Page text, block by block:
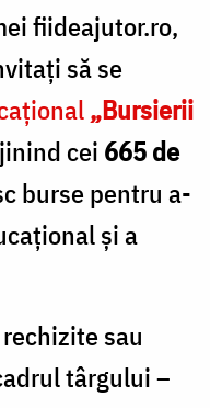
fiideajutor.ro,
să se
„Bursierii
cei 665 de
burse pentru a-
și a
sau
târgului –